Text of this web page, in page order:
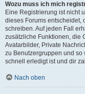
Wozu muss ich mich
Eine Registrierung ist nicht
dieses Forums entscheidet,
schreiben. Auf jeden Fall
zusätzliche Funktionen, die
Avatarbilder, Private
zu Benutzergruppen und so
schnell erledigt ist und dir
Nach oben